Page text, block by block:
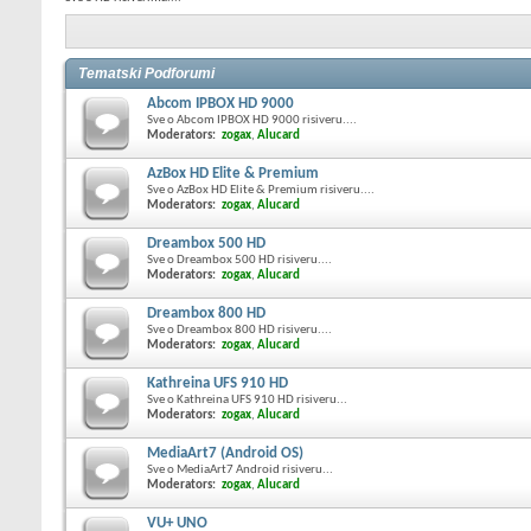
Tematski Podforumi
Abcom IPBOX HD 9000
Sve o Abcom IPBOX HD 9000 risiveru....
Moderators: zogax, Alucard
AzBox HD Elite & Premium
Sve o AzBox HD Elite & Premium risiveru....
Moderators: zogax, Alucard
Dreambox 500 HD
Sve o Dreambox 500 HD risiveru....
Moderators: zogax, Alucard
Dreambox 800 HD
Sve o Dreambox 800 HD risiveru....
Moderators: zogax, Alucard
Kathreina UFS 910 HD
Sve o Kathreina UFS 910 HD risiveru...
Moderators: zogax, Alucard
MediaArt7 (Android OS)
Sve o MediaArt7 Android risiveru...
Moderators: zogax, Alucard
VU+ UNO